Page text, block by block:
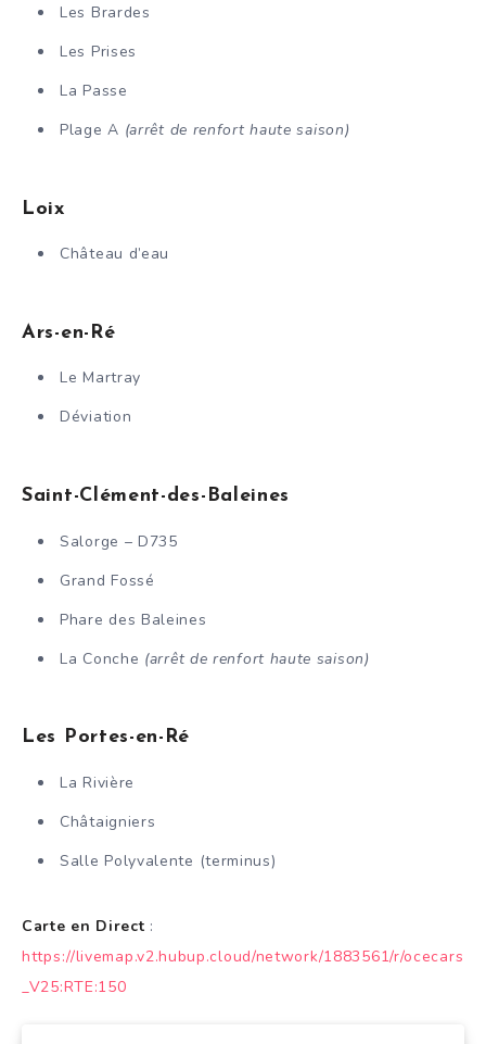
Les Brardes
Les Prises
La Passe
Plage A (arrêt de renfort haute saison)
Loix
Château d’eau
Ars-en-Ré
Le Martray
Déviation
Saint-Clément-des-Baleines
Salorge – D735
Grand Fossé
Phare des Baleines
La Conche (arrêt de renfort haute saison)
Les Portes-en-Ré
La Rivière
Châtaigniers
Salle Polyvalente (terminus)
Carte en Direct :
https://livemap.v2.hubup.cloud/network/1883561/r/ocecars
_V25:RTE:150